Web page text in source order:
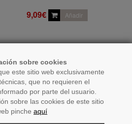
sobre cookies
este sitio web exclusivamente
que no requieren el
por parte del usuario.
sobre las cookies de este sitio
pinche aquí
9,09€ Añadir